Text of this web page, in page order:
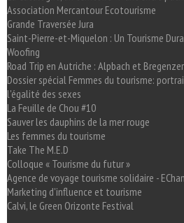
Association Mercantour Ecotourisme
Grande Traversée Jura
Saint-Pierre-et-Miquelon : Un Tourisme
Woofing
Road Trip en Autriche : Alpbach et
Dossier spécial Femmes du tourisme:
l'égalité des sexes
La Feuille de Chou #10
Sauver les dauphins de la mer rouge
Les femmes du tourisme
Take The M.E.D
Colloque « Tourisme du futur »
Agence de voyage tourisme solidaire -
Marketing d'influence et tourisme
Calvi, le Green Orizonte Festival